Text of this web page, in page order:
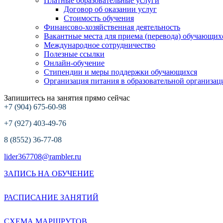
Договор об оказании услуг
Стоимость обучения
Финансово-хозяйственная деятельность
Вакантные места для приема (перевода)
Международное сотрудничество
Полезные ссылки
Онлайн-обучение
Стипендии и меры поддержки обучающихся
Организация питания в образовательной
Запишитесь на занятия прямо сейчас
+7 (904) 675-60-98
+7 (927) 403-49-76
8 (8552) 36-77-08
lider367708@rambler.ru
ЗАПИСЬ НА ОБУЧЕНИЕ
РАСПИСАНИЕ ЗАНЯТИЙ
СХЕМА МАРШРУТОВ